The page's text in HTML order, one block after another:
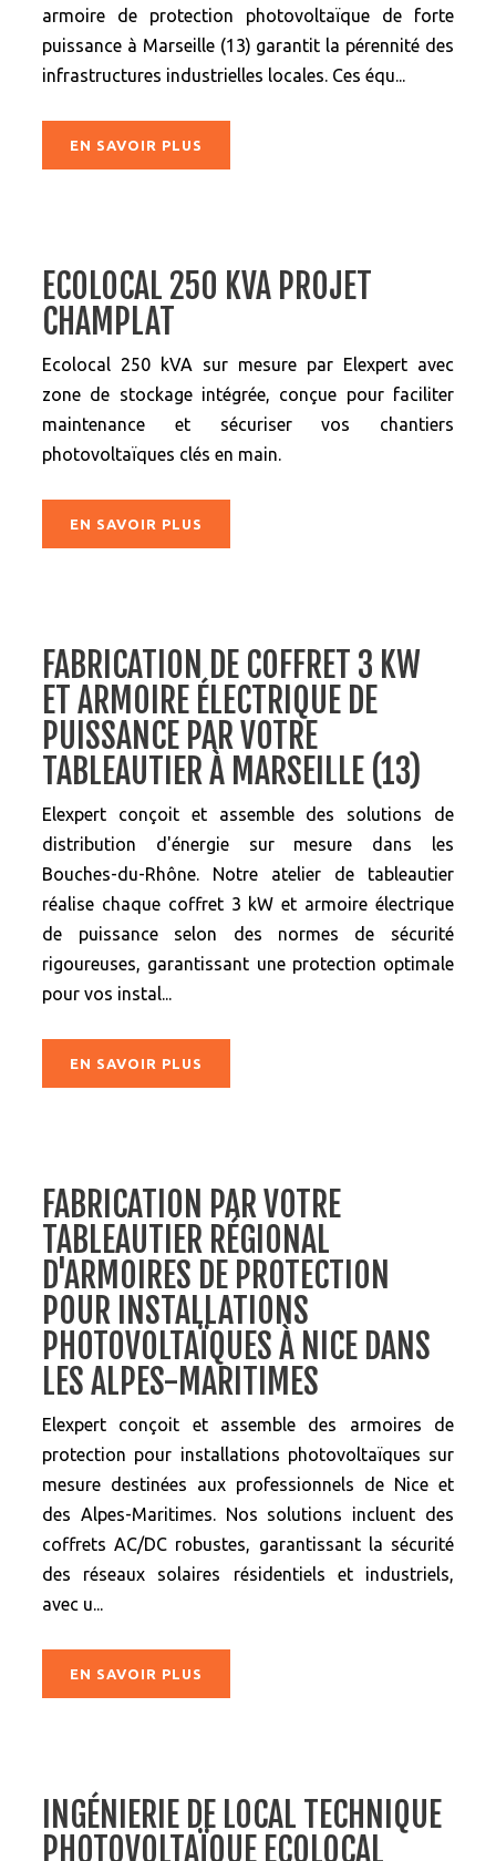
armoire de protection photovoltaïque de forte
puissance à Marseille (13) garantit la pérennité des
infrastructures industrielles locales. Ces équ...
EN SAVOIR PLUS
ECOLOCAL 250 KVA PROJET
CHAMPLAT
Ecolocal 250 kVA sur mesure par Elexpert avec
zone de stockage intégrée, conçue pour faciliter
maintenance et sécuriser vos chantiers
photovoltaïques clés en main.
EN SAVOIR PLUS
FABRICATION DE COFFRET 3 KW
ET ARMOIRE ÉLECTRIQUE DE
PUISSANCE PAR VOTRE
TABLEAUTIER À MARSEILLE (13)
Elexpert conçoit et assemble des solutions de
distribution d'énergie sur mesure dans les
Bouches-du-Rhône. Notre atelier de tableautier
réalise chaque coffret 3 kW et armoire électrique
de puissance selon des normes de sécurité
rigoureuses, garantissant une protection optimale
pour vos instal...
EN SAVOIR PLUS
FABRICATION PAR VOTRE
TABLEAUTIER RÉGIONAL
D'ARMOIRES DE PROTECTION
POUR INSTALLATIONS
PHOTOVOLTAÏQUES À NICE DANS
LES ALPES-MARITIMES
Elexpert conçoit et assemble des armoires de
protection pour installations photovoltaïques sur
mesure destinées aux professionnels de Nice et
des Alpes-Maritimes. Nos solutions incluent des
coffrets AC/DC robustes, garantissant la sécurité
des réseaux solaires résidentiels et industriels,
avec u...
EN SAVOIR PLUS
INGÉNIERIE DE LOCAL TECHNIQUE
PHOTOVOLTAÏQUE ECOLOCAL